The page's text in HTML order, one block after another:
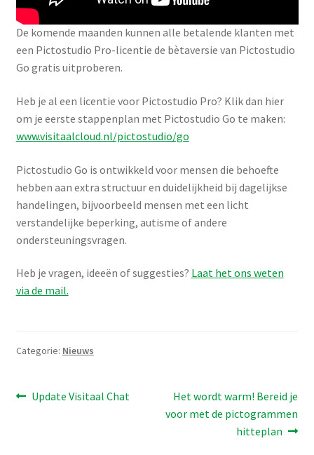
De komende maanden kunnen alle betalende klanten met
een Pictostudio Pro-licentie de bètaversie van Pictostudio
Go gratis uitproberen.
Heb je al een licentie voor Pictostudio Pro? Klik dan hier
om je eerste stappenplan met Pictostudio Go te maken:
www.visitaalcloud.nl/pictostudio/go
Pictostudio Go is ontwikkeld voor mensen die behoefte
hebben aan extra structuur en duidelijkheid bij dagelijkse
handelingen, bijvoorbeeld mensen met een licht
verstandelijke beperking, autisme of andere
ondersteuningsvragen.
Heb je vragen, ideeën of suggesties? Laat het ons weten
via de mail.
Categorie: Nieuws
Bericht
Vorig
Update Visitaal Chat
Volgend
bericht:
Het wordt warm! Bereid je
voor met de pictogrammen
hitteplan